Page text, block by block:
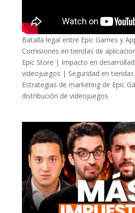
Batalla legal entre Epic Games y
Comisiones en tiendas de
Epic Store | Impacto en
videojuegos | Seguridad en
Estrategias de marketing de Epic
distribución de videojuegos